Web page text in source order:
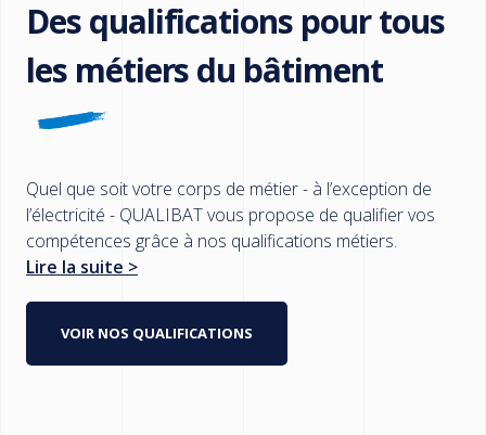
Des qualifications pour tous
les métiers du bâtiment
Quel que soit votre corps de métier - à l’exception de
l’électricité - QUALIBAT vous propose de qualifier vos
compétences grâce à nos qualifications métiers.
Lire la suite >
VOIR NOS QUALIFICATIONS